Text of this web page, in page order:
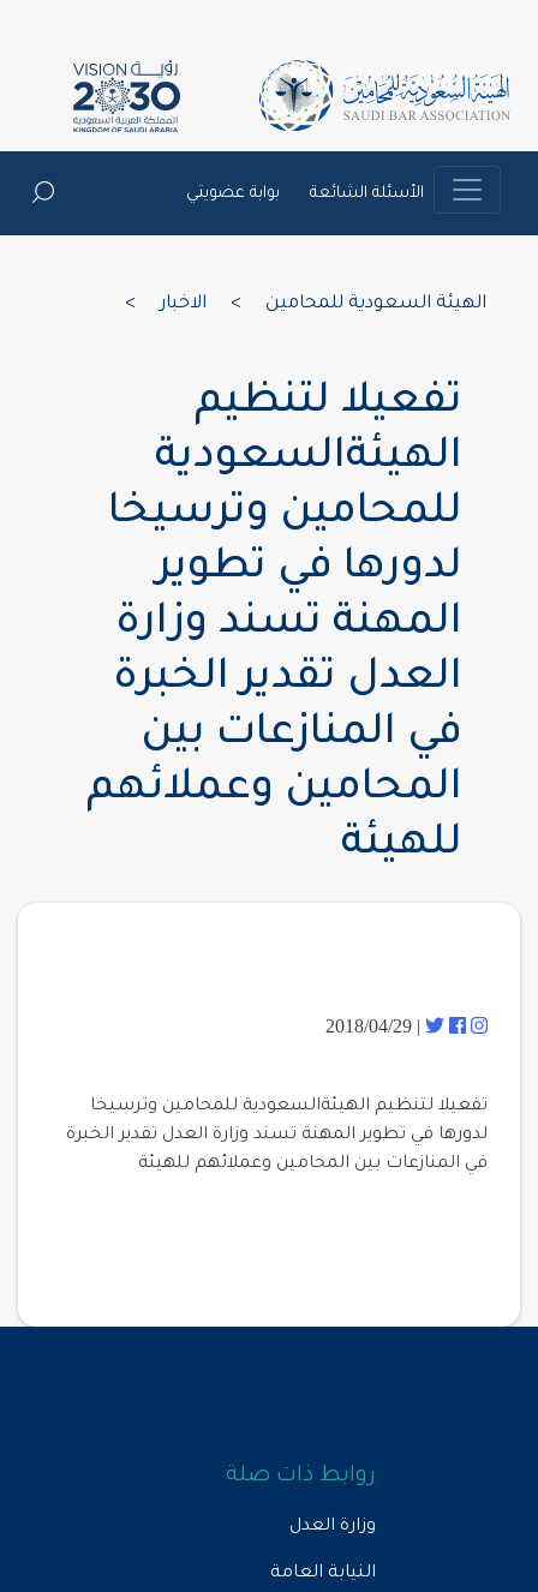
الأسئلة الشائعة بوابة عضويتي
الهيئة السعودية للمحامين الاخبار
تفعيلا لتنظيم
الهيئةالسعودية
للمحامين وترسيخا
لدورها في تطوير
المهنة تسند وزارة
العدل تقدير الخبرة
في المنازعات بين
المحامين وعملائهم
للهيئة
| 2018/04/29
تفعيلا لتنظيم الهيئةالسعودية للمحامين وترسيخا
لدورها في تطوير المهنة تسند وزارة العدل تقدير الخبرة
في المنازعات بين المحامين وعملائهم للهيئة
روابط ذات صلة
وزارة العدل
النيابة العامة